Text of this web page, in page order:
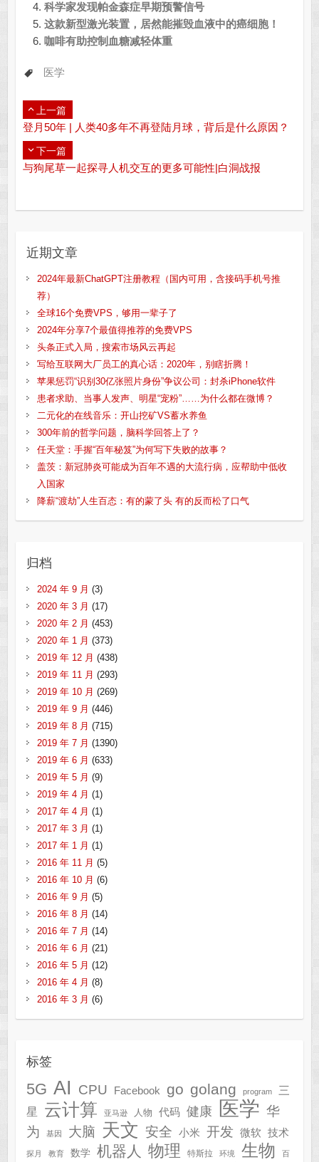
科学家发现帕金森症早期预警信号
这款新型激光装置，居然能摧毁血液中的癌细胞！
咖啡有助控制血糖减轻体重
医学
上一篇
登月50年 | 人类40多年不再登陆月球，背后是什么原因？
下一篇
与狗尾草一起探寻人机交互的更多可能性|白洞战报
近期文章
2024年最新ChatGPT注册教程（国内可用，含接码手机号推
荐）
全球16个免费VPS，够用一辈子了
2024年分享7个最值得推荐的免费VPS
头条正式入局，搜索市场风云再起
写给互联网大厂员工的真心话：2020年，别瞎折腾！
苹果惩罚“识别30亿张照片身份”争议公司：封杀iPhone软件
患者求助、当事人发声、明星“宠粉”……为什么都在微博？
二元化的在线音乐：开山挖矿VS蓄水养鱼
300年前的哲学问题，脑科学回答上了？
任天堂：手握“百年秘笈”为何写下失败的故事？
盖茨：新冠肺炎可能成为百年不遇的大流行病，应帮助中低收
入国家
降薪“渡劫”人生百态：有的蒙了头 有的反而松了口气
归档
2024 年 9 月 (3)
2020 年 3 月 (17)
2020 年 2 月 (453)
2020 年 1 月 (373)
2019 年 12 月 (438)
2019 年 11 月 (293)
2019 年 10 月 (269)
2019 年 9 月 (446)
2019 年 8 月 (715)
2019 年 7 月 (1390)
2019 年 6 月 (633)
2019 年 5 月 (9)
2019 年 4 月 (1)
2017 年 4 月 (1)
2017 年 3 月 (1)
2017 年 1 月 (1)
2016 年 11 月 (5)
2016 年 10 月 (6)
2016 年 9 月 (5)
2016 年 8 月 (14)
2016 年 7 月 (14)
2016 年 6 月 (21)
2016 年 5 月 (12)
2016 年 4 月 (8)
2016 年 3 月 (6)
标签
5G AI CPU Facebook go golang program
三
星
云计算 亚马逊 人物 代码 健康 医学 华
为
基因 大脑 天文 安全 小米 开发 微软 技术
探月 教育 数学 机器人 物理 特斯拉 环境 生物 百